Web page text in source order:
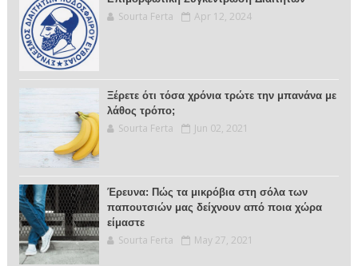
Sourta Ferta Apr 12, 2024
Ξέρετε ότι τόσα χρόνια τρώτε την μπανάνα με
λάθος τρόπο;
Sourta Ferta Jun 02, 2021
Έρευνα: Πώς τα μικρόβια στη σόλα των
παπουτσιών μας δείχνουν από ποια χώρα
είμαστε
Sourta Ferta May 27, 2021